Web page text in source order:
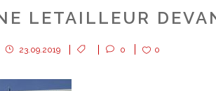
LETAILLEUR
23.09.2019 0 0